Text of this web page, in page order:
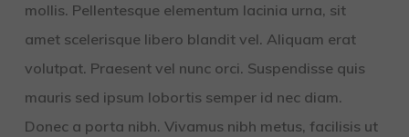
mollis. Pellentesque elementum lacinia urna, sit
amet scelerisque libero blandit vel. Aliquam erat
volutpat. Praesent vel nunc orci. Suspendisse quis
mauris sed ipsum lobortis semper id nec diam.
Donec a porta nibh. Vivamus nibh metus, facilisis ut